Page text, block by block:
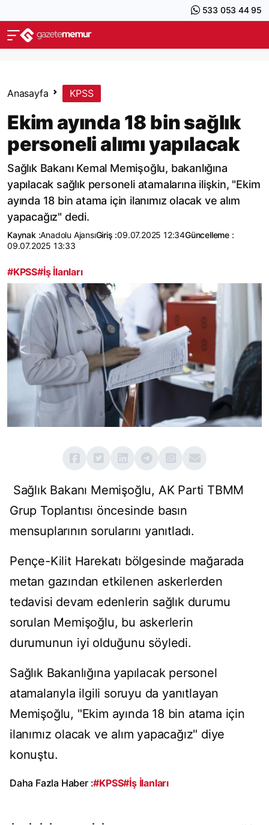
533 053 44 95
Anasayfa KPSS
Ekim ayında 18 bin sağlık
personeli alımı yapılacak
Sağlık Bakanı Kemal Memişoğlu, bakanlığına
yapılacak sağlık personeli atamalarına ilişkin, "Ekim
ayında 18 bin atama için ilanımız olacak ve alım
yapacağız" dedi.
Kaynak :Anadolu AjansıGiriş :09.07.2025 12:34Güncelleme :
09.07.2025 13:33
#KPSS#İş İlanları
Sağlık Bakanı Memişoğlu, AK Parti TBMM
Grup Toplantısı öncesinde basın
mensuplarının sorularını yanıtladı.
Pençe-Kilit Harekatı bölgesinde mağarada
metan gazından etkilenen askerlerden
tedavisi devam edenlerin sağlık durumu
sorulan Memişoğlu, bu askerlerin
durumunun iyi olduğunu söyledi.
Sağlık Bakanlığına yapılacak personel
atamalarıyla ilgili soruyu da yanıtlayan
Memişoğlu, "Ekim ayında 18 bin atama için
ilanımız olacak ve alım yapacağız" diye
konuştu.
Daha Fazla Haber :#KPSS#İş İlanları